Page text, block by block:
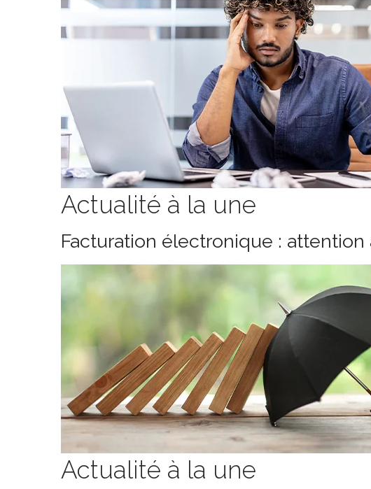
Actualité à la une
Facturation électronique : attention
Actualité à la une